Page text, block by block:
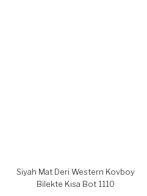
Siyah Mat Deri Western Kovboy
Bilekte Kısa Bot 1110